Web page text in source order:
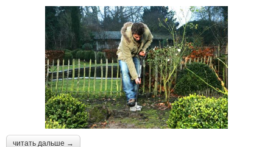
читать дальше →